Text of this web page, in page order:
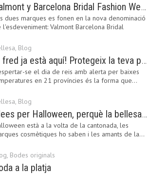
Valmont y Barcelona Bridal Fashion Week s’uneixen per donar impuls a la creativitat, la innovació i el disseny de la moda nupcial
dues marques es fonen en la nova denominació
l'esdeveniment: Valmont Barcelona Bridal
, Blog
El fred ja està aquí! Protegeix la teva pell amb els nostres consells i propostes
se el dia de reis amb alerta per baixes
en 21 províncies és la forma que…
, Blog
Idees per Halloween, perquè la bellesa pot ser terrorífica
està a la volta de la cantonada, les
cosmètiques ho saben i les amants de la…
, Bodes originals
a la platja